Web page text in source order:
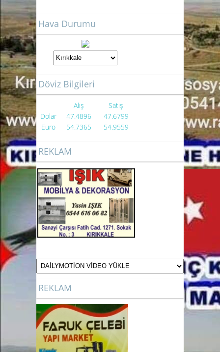
Hava Durumu
Döviz Bilgileri
Alış
Satış
Dolar
47.4896
47.6799
Euro
54.7365 54.9559
REKLAM
REKLAM